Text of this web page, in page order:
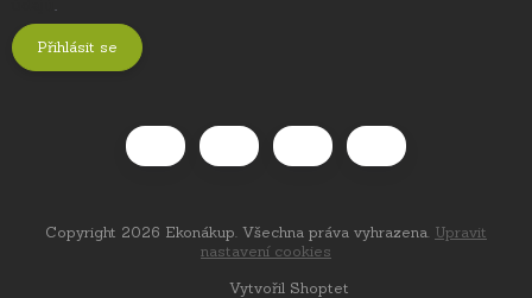
.
Přihlásit se
Vytvořil Shoptet
Copyright 2026 Ekonákup. Všechna práva vyhrazena. Upravit
nastavení cookies